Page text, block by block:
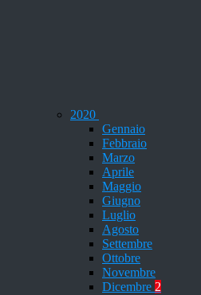
2020
Gennaio
Febbraio
Marzo
Aprile
Maggio
Giugno
Luglio
Agosto
Settembre
Ottobre
Novembre
Dicembre 2